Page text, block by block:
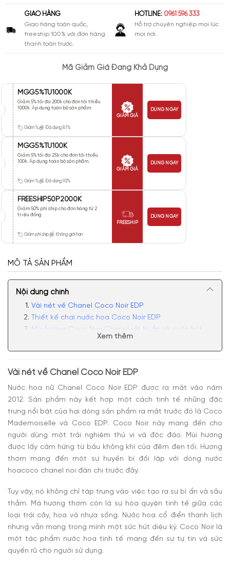
GIAO HÀNG
Giao hàng toàn quốc,
freeship 100% với đơn hàng
thanh toán trước.
HOTLINE: 0961 596 333
Hỗ trợ chuyên nghiệp mọi lúc
mọi nơi.
Mã Giảm Giá Đang Khả Dụng
MGG5%TU1000K
Giảm 5% tối đa 200k cho đơn tối thiểu
1000k. Áp dụng toàn bộ sản phẩm.
Giảm % Đã dùng 81%
GIẢM GIÁ
DÙNG NGAY
MGG5%TU100K
Giảm 5% tối đa 25k cho đơn tối thiểu
100k. Áp dụng toàn bộ sản phẩm.
Giảm % Đã dùng 92%
GIẢM GIÁ
DÙNG NGAY
FREESHIP50P2000K
Giảm 50% phí ship cho đơn hàng từ 2
triệu đồng
Giảm phí ship Không giới hạn
FREESHIP
DÙNG NGAY
MÔ TẢ SẢN PHẨM
Nội dung chính
Vài nét về Chanel Coco Noir EDP
Thiết kế chai nước hoa Coco Noir EDP
Mùi hương Coco Noir Chanel rất bí ẩn và cuốn hút
Xem thêm
Vài nét về Chanel Coco Noir EDP
Nước hoa nữ Chanel Coco Noir EDP được ra mắt vào năm
2012. Sản phẩm này kết hợp một cách tinh tế những đặc
trưng nổi bật của hai dòng sản phẩm ra mắt trước đó là Coco
Mademoiselle và Coco EDP. Coco Noir này mang đến cho
người dùng một trải nghiệm thú vị và độc đáo. Mùi hương
được lấy cảm hứng từ bầu không khí của đêm đen tối. Hương
thơm mang đến một sự huyền bí đối lập với dòng nước
hoacoco chanel noi đàn chị trước đây.
Tuy vậy, nó không chỉ tập trung vào việc tạo ra sự bí ẩn và sâu
thẳm. Mà hương thơm còn là sự hòa quyện tinh tế giữa các
loại trái cây, hoa và nhựa sống. Nước hoa cổ điển thanh lịch
nhưng vẫn mang trong mình một sức hút diệu kỳ. Coco Noir là
một tác phẩm nước hoa tinh tế mang đến sự tự tin và sức
quyến rũ cho người sử dụng.